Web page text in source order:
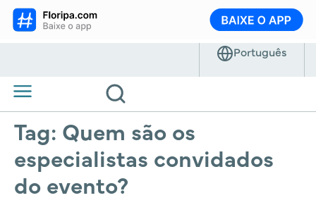
Tag: Quem são os
especialistas convidados
do evento?